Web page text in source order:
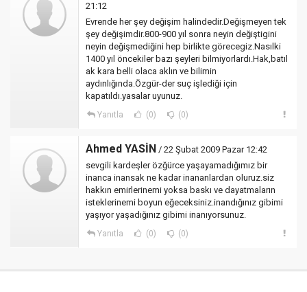
21:12
Evrende her şey değişim halindedir.Değişmeyen tek
şey değişimdir.800-900 yıl sonra neyin değiştigini
neyin değişmediğini hep birlikte görecegiz.Nasılki
1400 yıl öncekiler bazı şeyleri bilmiyorlardı.Hak,batıl
ak kara belli olaca aklın ve bilimin
aydınlığında.Özgür-der suç işlediği için
kapatıldı.yasalar uyunuz.
Yanıtla (0) (0)
Ahmed YASİN / 22 Şubat 2009 Pazar 12:42
sevgili kardeşler özğürce yaşayamadığımız bir
inanca inansak ne kadar inananlardan oluruz.siz
hakkın emirlerinemi yoksa baskı ve dayatmaların
isteklerinemi boyun eğeceksiniz.inandığınız gibimi
yaşıyor yaşadığınız gibimi inanıyorsunuz.
Yanıtla (0) (0)